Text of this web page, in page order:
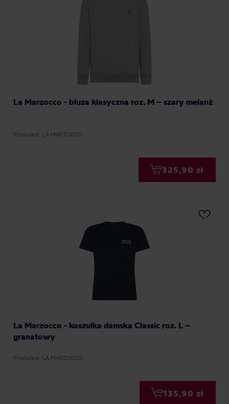
La Marzocco - bluza klasyczna roz. M – szary melanż
Producent: LA MARZOCCO
325,90 zł
La Marzocco - koszulka damska Classic roz. L –
granatowy
Producent: LA MARZOCCO
135,90 zł